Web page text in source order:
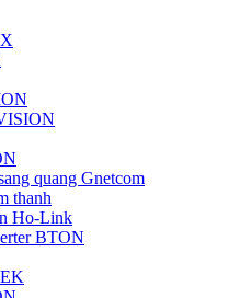
quang Gnetcom
thanh
Ho-Link
BTON